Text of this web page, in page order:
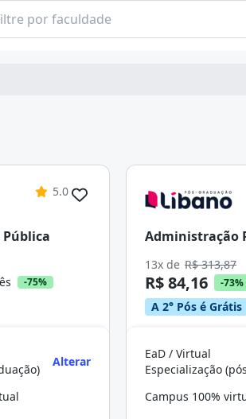
5.0
-75%
Alterar
Administração
13x de R$ 313,87
R$ 84,16 -73%
A 2° Pós é Grátis
EaD / Virtual
Campus 100%